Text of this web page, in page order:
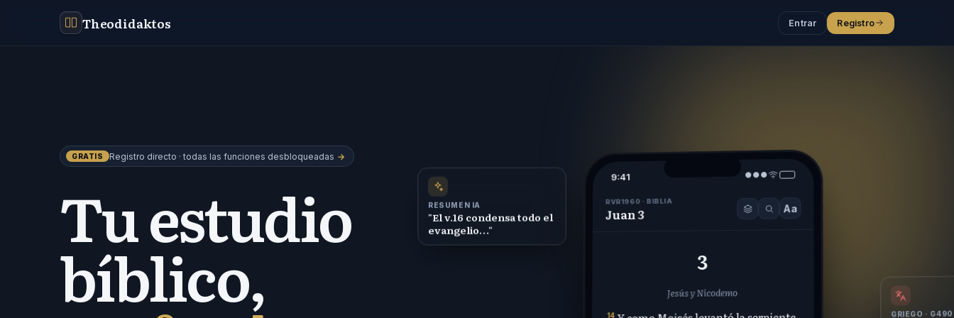
Theodidaktos Entrar Registro
GRATIS Registro directo · todas las funciones desbloqueadas →
Tu estudio
bíblico,
9:41 ●●●
RVR1960 · BIBLIA
Juan 3 Aa
3
Jesús y Nicodemo
14
RESUMEN IA
"El v.16 condensa todo el
evangelio…"
GRIEGO ·